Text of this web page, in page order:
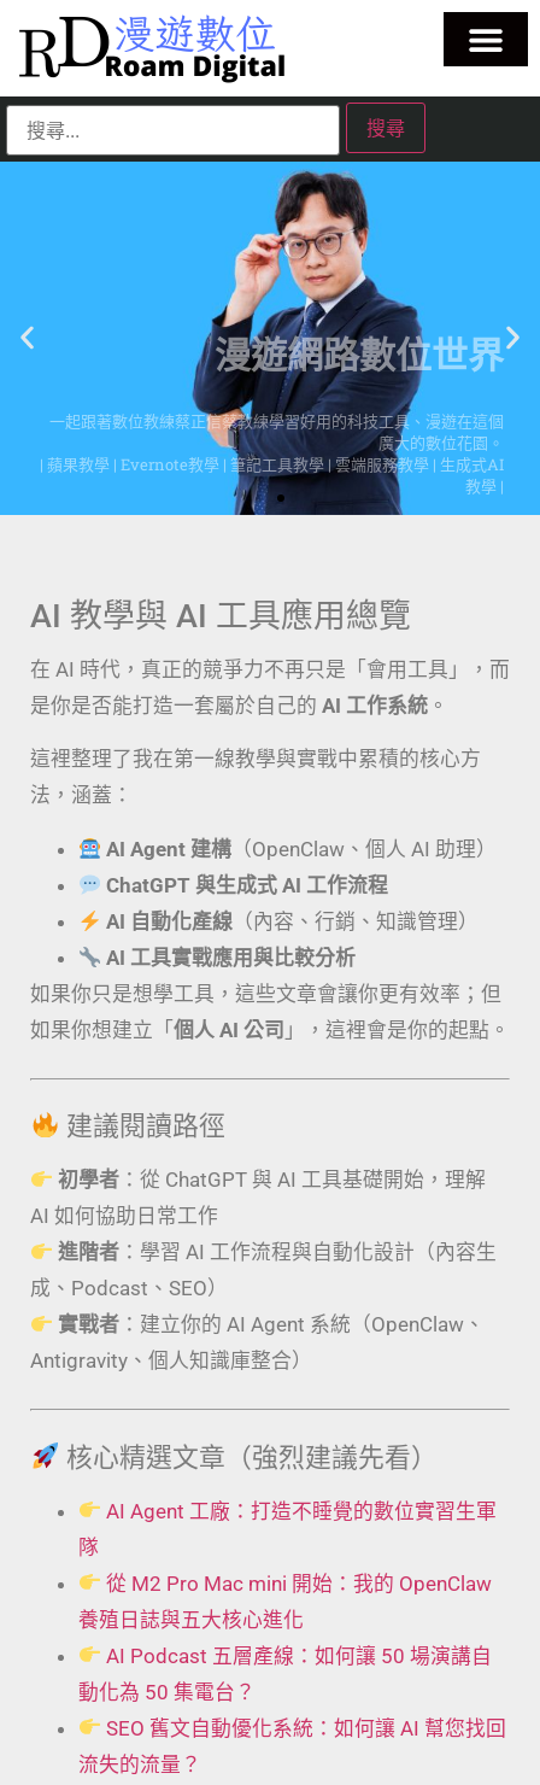
漫遊網路數位世界
一起跟著數位教練蔡正信蔡教練學習好用的科技工具、漫遊在這個
廣大的數位花園。
| 蘋果教學 | Evernote教學 | 筆記工具教學 | 雲端服務教學 | 生成式AI
教學 |
點擊這裡
AI 教學與 AI 工具應用總覽
在 AI 時代，真正的競爭力不再只是「會用工具」，而
是你是否能打造一套屬於自己的 AI 工作系統 。
這裡整理了我在第一線教學與實戰中累積的核心方
法，涵蓋：
AI Agent 建構 （OpenClaw、個人 AI 助理）
ChatGPT 與生成式 AI 工作流程
AI 自動化產線 （內容、行銷、知識管理）
AI 工具實戰應用與比較分析
如果你只是想學工具，這些文章會讓你更有效率；但
如果你想建立「 個人 AI 公司 」，這裡會是你的起點。
建議閱讀路徑
初學者 ：從 ChatGPT 與 AI 工具基礎開始，理解
AI 如何協助日常工作
進階者 ：學習 AI 工作流程與自動化設計（內容生
成、Podcast、SEO）
實戰者 ：建立你的 AI Agent 系統（OpenClaw、
Antigravity、個人知識庫整合）
核心精選文章（強烈建議先看）
AI Agent 工廠：打造不睡覺的數位實習生軍
隊
從 M2 Pro Mac mini 開始：我的 OpenClaw
養殖日誌與五大核心進化
AI Podcast 五層產線：如何讓 50 場演講自
動化為 50 集電台？
SEO 舊文自動優化系統：如何讓 AI 幫您找回
流失的流量？